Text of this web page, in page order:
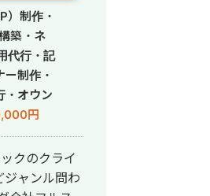
）制作・
築・ネ
代行・記
制作・
・オウン
代行
円
クのクライ
ャンル問わ